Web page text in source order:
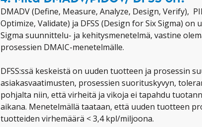
DMADV (Define, Measure, Analyze, Design, Verify),
Optimize, Validate) ja DFSS (Design for Six Sigma)
Sigma suunnittelu- ja kehitysmenetelmä, vastine
prosessien DMAIC-menetelmälle.
DFSS:ssä keskeistä on uuden tuotteen ja prosessin
asiakasvaatimusten, prosessien suorituskyvyn,
pohjalta niin, että virheitä ja vikoja ei tapahdu
aikana. Menetelmällä taataan, että uuden tuotteen
tuotteiden virhemäärä < 3,4 kpl/miljoona.